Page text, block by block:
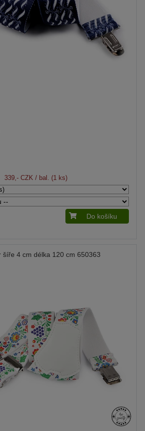
339,- CZK / bal. (1 ks)
Do košíku
šíře 4 cm délka 120 cm 650363